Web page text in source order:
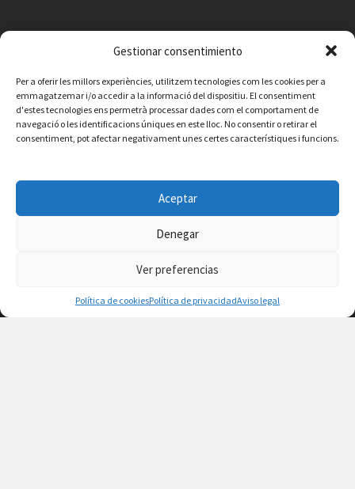
Gestionar consentimiento
Per a oferir les millors experiències, utilitzem tecnologies com les cookies per a
emmagatzemar i/o accedir a la informació del dispositiu. El consentiment
d'estes tecnologies ens permetrà processar dades com el comportament de
navegació o les identificacions úniques en este lloc. No consentir o retirar el
consentiment, pot afectar negativament unes certes característiques i funcions.
Aceptar
Denegar
Ver preferencias
Política de cookiesPolítica de privacidadAviso legal
Vilafamés al día
Consulta la agenda de Vilafamésaquí